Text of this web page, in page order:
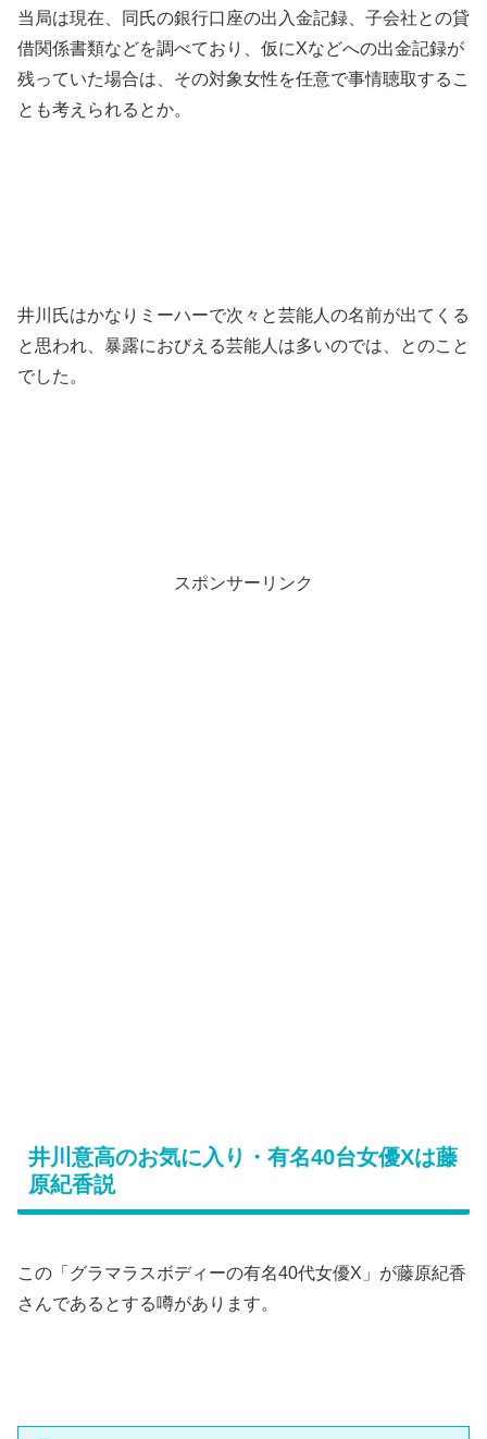
当局は現在、同氏の銀行口座の出入金記録、子会社との貸
借関係書類などを調べており、仮にXなどへの出金記録が
残っていた場合は、その対象女性を任意で事情聴取するこ
とも考えられるとか。
井川氏はかなりミーハーで次々と芸能人の名前が出てくる
と思われ、暴露におびえる芸能人は多いのでは、とのこと
でした。
スポンサーリンク
井川意高のお気に入り・有名40台女優Xは藤
原紀香説
この「グラマラスボディーの有名40代女優X」が藤原紀香
さんであるとする噂があります。